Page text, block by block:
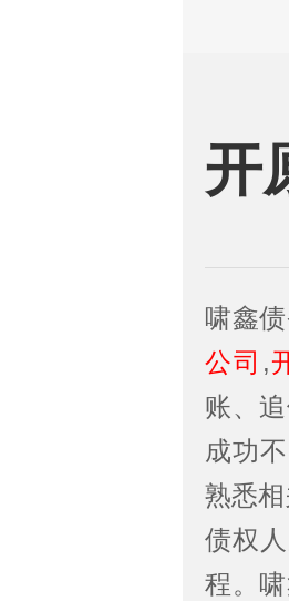
开
啸鑫
公司 ,
账、
成功
熟悉
债权
程。